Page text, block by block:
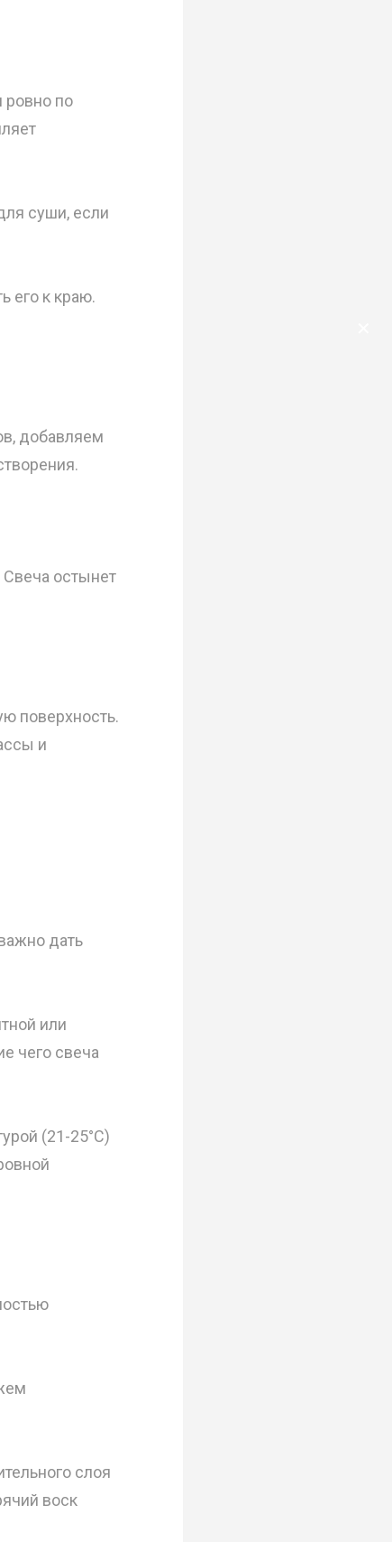
ровно по
суши, если
его к краю.
добавляем
Свеча остынет
поверхность.
и
дать
или
чего свеча
(21-25°С)
слоя
воск